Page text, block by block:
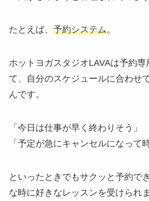
たとえば、 予約システム。
ホットヨガスタジオLAVAは予約専
て、自分のスケジュールに合わせ
んです。
「今日は仕事が早く終わりそう」
「予定が急にキャンセルになって
といったときでもサクッと予約で
な時に好きなレッスンを受けられま